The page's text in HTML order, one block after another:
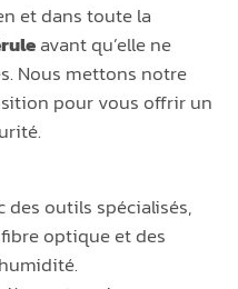
et dans toute la
avant qu’elle ne
Nous mettons notre
pour vous offrir un
des outils spécialisés,
optique et des